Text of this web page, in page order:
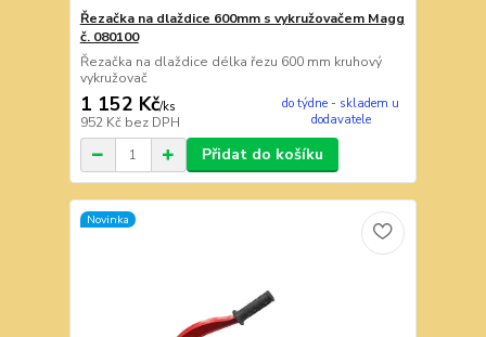
Řezačka na dlaždice 600mm s vykružovačem Magg
č. 080100
Řezačka na dlaždice délka řezu 600 mm kruhový
vykružovač
1 152 Kč/ks
952 Kč bez DPH
do týdne - skladem u
dodavatele
Přidat do košíku
Novinka